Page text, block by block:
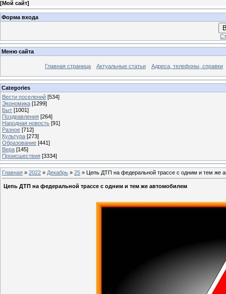
[Мой сайт]
Форма входа
Меню сайта
Главная страница Актуальные статьи Адреса, телефоны, справки
Categories
Вести поселений [534]
Экономика [1299]
Быт [1001]
Поздравления [264]
Народная новость [91]
Разное [712]
Культура [273]
Образование [441]
Вера [145]
Происшествия [3334]
Главная » 2022 » Декабрь » 25 » Цепь ДТП на федеральной трассе с одним и тем же
Цепь ДТП на федеральной трассе с одним и тем же автомобилем